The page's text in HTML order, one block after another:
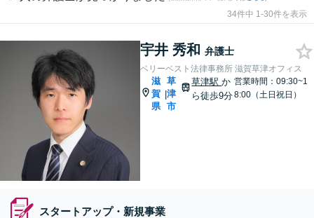
34件中 1-30件を表示
宇井 秀和 弁護士
ベリーベスト法律事務所 滋賀草津オフィス
滋
賀
県
|
草
津
市
草津駅か
ら徒歩9分
営業時間：09:30~1
8:00（土日祝日）
スタートアップ・新規事業